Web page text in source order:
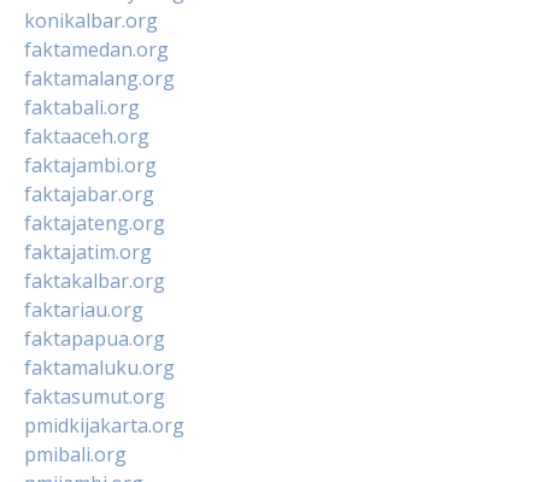
konikalbar.org
faktamedan.org
faktamalang.org
faktabali.org
faktaaceh.org
faktajambi.org
faktajabar.org
faktajateng.org
faktajatim.org
faktakalbar.org
faktariau.org
faktapapua.org
faktamaluku.org
faktasumut.org
pmidkijakarta.org
pmibali.org